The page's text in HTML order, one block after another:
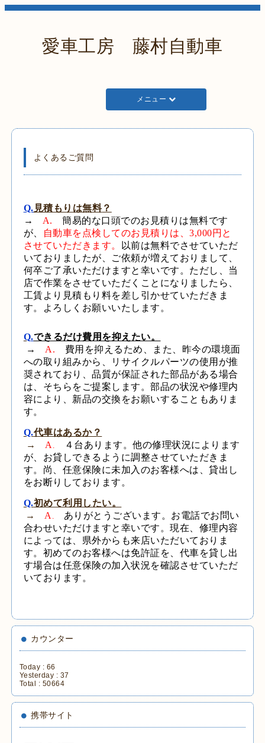
愛車工房 藤村自動車
メニュー
よくあるご質問
Q. 見積もりは無料？
→ A.簡易的な口頭でのお見積りは無料です
が、
自動車を点検してのお見積りは、3,000円と
させていただきます。
以前は無料でさせていただ
いておりましたが、ご依頼が増えておりまして、
何卒ご了承いただけますと幸いです。 ただし、当
店で作業をさせていただくことになりましたら、
工賃より見積もり料を差し引かせていただきま
す。よろしくお願いいたします。
Q.できるだけ費用を抑えたい。
→
A. 費用を抑えるため、また、昨今の環境面
への取り組みから、リサイクルパーツの使用が推
奨されており、品質が保証された部品がある場合
は、そちらをご提案します。部品の状況や修理内
容により、新品の交換をお願いすることもありま
す。
Q.代車はあるか？
→ A
４台あります。他の修理状況によります
が、お貸しできるように調整させていただきま
す。尚、任意保険に未加入のお客様へは、貸出し
をお断りしております。
Q.初めて利用したい。
→ A
ありがとうございます。お電話でお問い
合わせいただけますと幸いです。現在、 修理内容
によっては、県外からも来店いただいておりま
す。初めてのお客様へは免許証を、 代車を貸し出
す場合は任意保険の加入状況を確認させていただ
いております。
カウンター
Today : 66
Yesterday : 37
Total : 50664
携帯サイト